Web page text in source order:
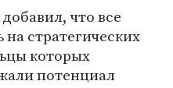
что все
стратегических
которых
потенциал